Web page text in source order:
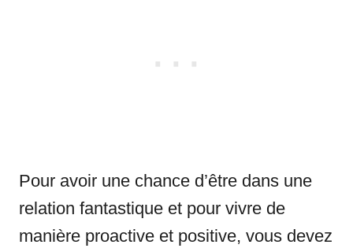
Pour avoir une chance d’être dans une
relation fantastique et pour vivre de
manière proactive et positive, vous devez